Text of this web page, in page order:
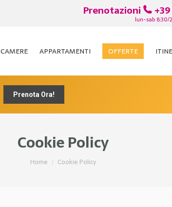
Prenotazioni
lun-sab 8:30/
CAMERE APPARTAMENTI OFFERTE
Cookie Policy
You are here:
Home Cookie Policy
OFFERTE